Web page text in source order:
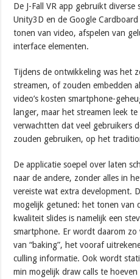
De J-Fall VR app gebruikt
Unity3D en de Google
tonen van video, afspelen van
interface elementen.
Tijdens de ontwikkeling was het
streamen, of zouden embedden
video’s kosten smartphone-
langer, maar het streamen leek
verwachtten dat veel gebruikers
zouden gebruiken, op het
De applicatie soepel over laten
naar de andere, zonder alles in
vereiste wat extra development.
mogelijk getuned: het tonen van
kwaliteit slides is namelijk een
smartphone. Er wordt daarom
van “baking”, het vooraf
culling informatie. Ook wordt
min mogelijk draw calls te